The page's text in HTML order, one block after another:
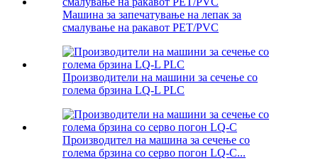
Машина за запечатување на лепак за
смалување на ракавот PET/PVC
Производители на машини за сечење со
голема брзина LQ-L PLC
Производител на машина за сечење со
голема брзина со серво погон LQ-C...